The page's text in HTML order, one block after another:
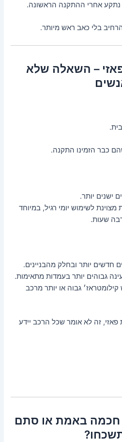
נתקע אחרי ההתקנה הראשונה.
בלי כאב ראש מיותר.
– השאלה שלא
כבר הזמינו התקנה.
ישנים יותר.
מצוינת לשימוש יומי רגיל, במיוחד
שעות.
חדשים יותר ובחלק מהבניינים.
גבוהים יותר בעמדות מתאימות.
קילומטראז׳ גבוה או יותר מרכב
זה לא אומר שכל הרכב יידע
באמת או סתם